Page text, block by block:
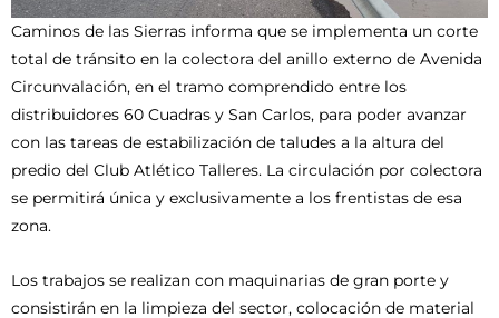
Caminos de las Sierras informa que se implementa un corte
total de tránsito en la colectora del anillo externo de Avenida
Circunvalación, en el tramo comprendido entre los
distribuidores 60 Cuadras y San Carlos, para poder avanzar
con las tareas de estabilización de taludes a la altura del
predio del Club Atlético Talleres. La circulación por colectora
se permitirá única y exclusivamente a los frentistas de esa
zona.
Los trabajos se realizan con maquinarias de gran porte y
consistirán en la limpieza del sector, colocación de material